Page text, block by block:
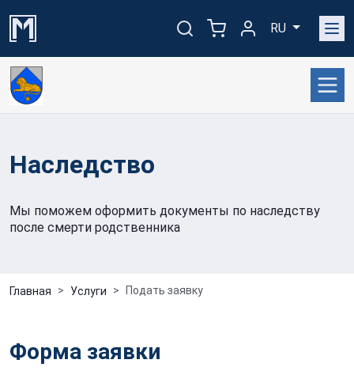
RU
Наследство
Мы поможем оформить документы по наследству
после смерти родственника
Главная Услуги Подать заявку
Форма заявки